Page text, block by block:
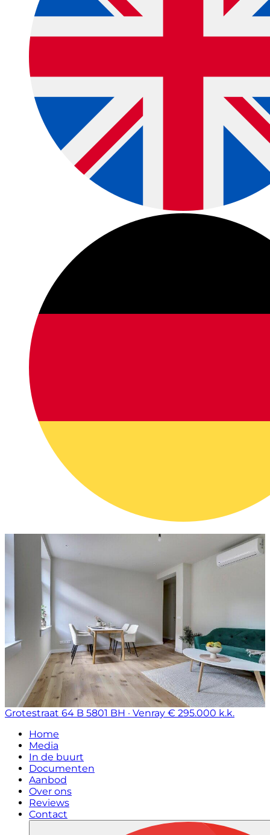
Grotestraat 64 B 5801 BH · Venray € 295.000 k.k.
Home
Media
In de buurt
Documenten
Aanbod
Over ons
Reviews
Contact